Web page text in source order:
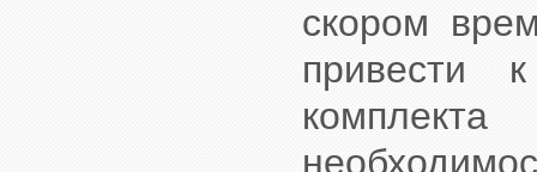
скором
привести